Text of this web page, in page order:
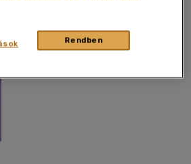
Alkalmaz
Rendben